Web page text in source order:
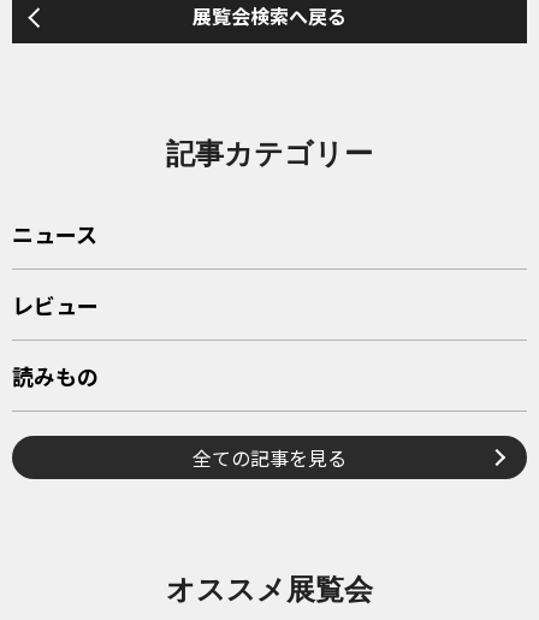
展覧会検索へ戻る
記事カテゴリー
ニュース
レビュー
読みもの
全ての記事を見る
オススメ展覧会